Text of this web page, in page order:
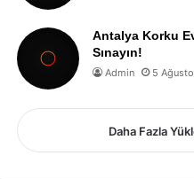
Antalya Korku
Sınayın!
Admin 5
Daha Fazla